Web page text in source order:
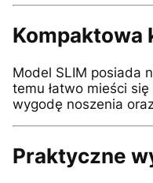
Kompaktowa
Model SLIM posiada
temu łatwo mieści
wygodę noszenia
Praktyczne